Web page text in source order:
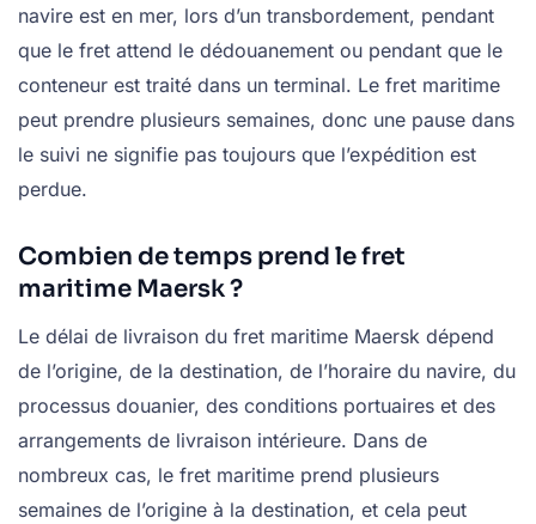
navire est en mer, lors d’un transbordement, pendant
que le fret attend le dédouanement ou pendant que le
conteneur est traité dans un terminal. Le fret maritime
peut prendre plusieurs semaines, donc une pause dans
le suivi ne signifie pas toujours que l’expédition est
perdue.
Combien de temps prend le fret
maritime Maersk ?
Le délai de livraison du fret maritime Maersk dépend
de l’origine, de la destination, de l’horaire du navire, du
processus douanier, des conditions portuaires et des
arrangements de livraison intérieure. Dans de
nombreux cas, le fret maritime prend plusieurs
semaines de l’origine à la destination, et cela peut